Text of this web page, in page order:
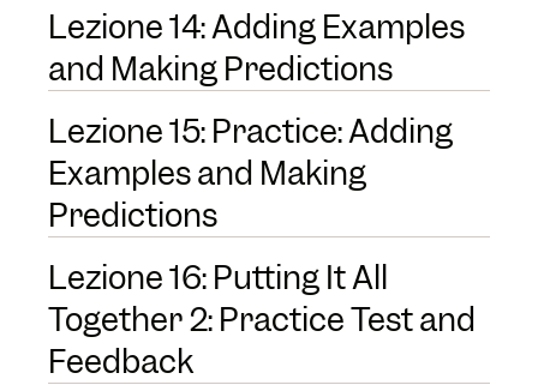
Lezione 14: Adding Examples
and Making Predictions
Lezione 15: Practice: Adding
Examples and Making
Predictions
Lezione 16: Putting It All
Together 2: Practice Test and
Feedback